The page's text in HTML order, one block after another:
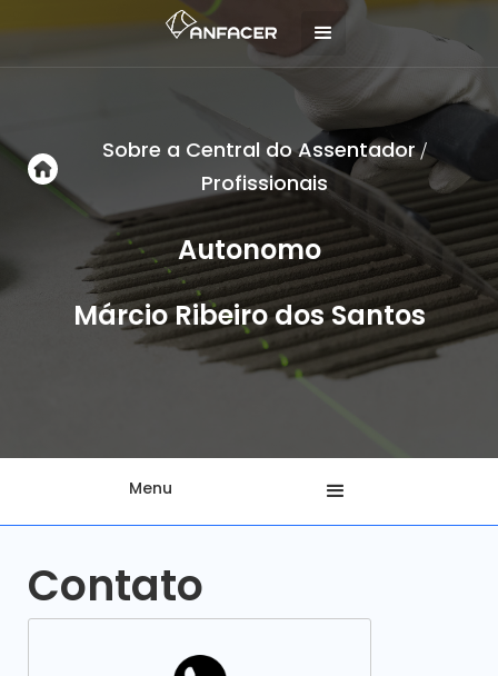
Sobre a Central do Assentador/
Profissionais
Autonomo
Márcio Ribeiro dos Santos
Menu
Contato